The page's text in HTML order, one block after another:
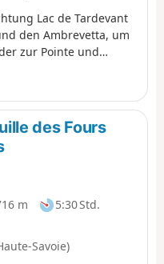
Lac de Tardevant
den Ambrevetta, um
zur Pointe und
des Fours
m
5:30 Std.
Savoie)